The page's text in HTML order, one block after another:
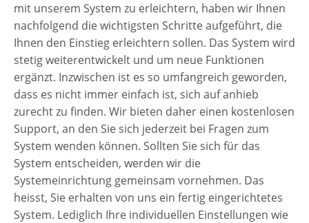
mit unserem System zu erleichtern, haben wir Ihnen
nachfolgend die wichtigsten Schritte aufgeführt, die
Ihnen den Einstieg erleichtern sollen. Das System wird
stetig weiterentwickelt und um neue Funktionen
ergänzt. Inzwischen ist es so umfangreich geworden,
dass es nicht immer einfach ist, sich auf anhieb
zurecht zu finden. Wir bieten daher einen kostenlosen
Support, an den Sie sich jederzeit bei Fragen zum
System wenden können. Sollten Sie sich für das
System entscheiden, werden wir die
Systemeinrichtung gemeinsam vornehmen. Das
heisst, Sie erhalten von uns ein fertig eingerichtetes
System. Lediglich Ihre individuellen Einstellungen wie